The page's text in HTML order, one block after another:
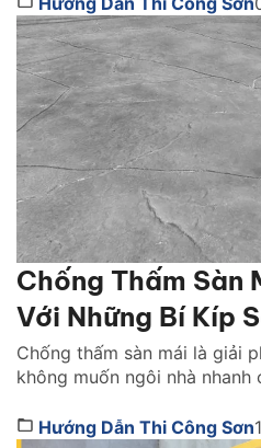
hiệu quả qua bài viết dưới
thấm dột ở […]
Chống Thấm Sàn
Với Những Bí Kíp
Chống thấm sàn mái là giải
không muốn ngôi nhà
mái – đặc biệt là mái bê tông
Hướng Dẫn Thi Công Sơn